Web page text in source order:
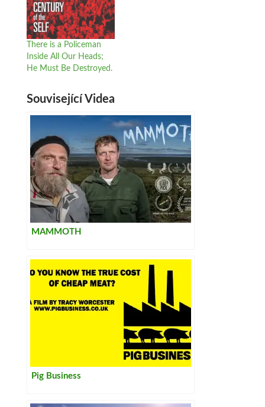
There is a Policeman
Inside All Our Heads;
He Must Be Destroyed.
Související Videa
MAMMOTH
Pig Business